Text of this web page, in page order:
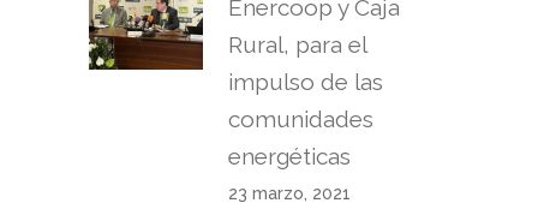
Enercoop y Caja
Rural, para el
impulso de las
comunidades
energéticas
23 marzo, 2021